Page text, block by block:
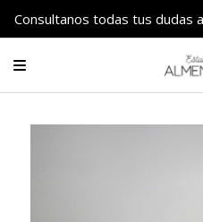
Consultanos todas tus dudas